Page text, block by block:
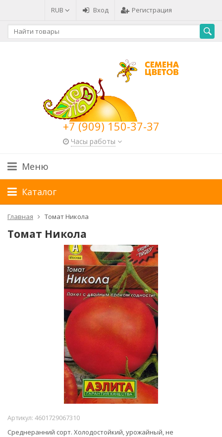
RUB Вход Регистрация
+7 (909) 150-37-37
Часы работы
Меню
Каталог
Главная Томат Никола
Томат Никола
Артикул: 4601729067310
Среднеранний сорт. Холодостойкий, урожайный, не